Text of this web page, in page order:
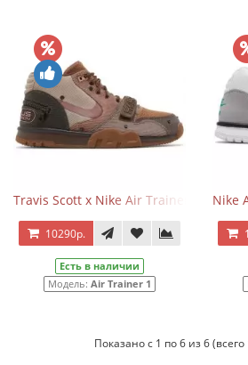
Travis Scott x Nike Air Trainer 1 SP
10290р.
Есть в наличии
Модель: Air Trainer 1
Nike
Показано с 1 по 6 из 6